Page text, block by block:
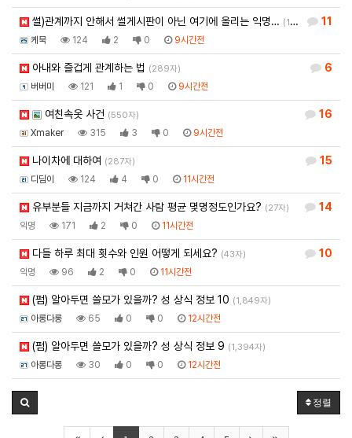
11
썰)관계까지 안해서 썰게시판이 아닌 여기에 올리는 익명… (1,934자)
케묵 124 2 0 9시간전
6
아내와 즐겁게 관계하는 법 (289자)
버버미 121 1 0 9시간전
16
여친속옷 사건 (550자)
Xmaker 315 3 0 9시간전
15
나이차에 대하여 (287자)
디딤이 124 4 0 11시간전
14
유부분들 지금까지 거쳐간 사람 평균 몇명정도인가요? (27자)
익명 171 2 0 11시간전
10
다들 하루 최대 횟수와 인원 어떻게 되세요? (43자)
익명 96 2 0 11시간전
(펌) 알아두면 쓸모가 있을까? 성 상식 정보 10 (1,849자)
아롱다롱 65 0 0 12시간전
(펌) 알아두면 쓸모가 있을까? 성 상식 정보 9 (1,394자)
아롱다롱 30 0 0 12시간전
정렬